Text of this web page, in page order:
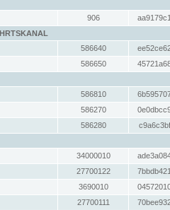
906
586640
586650
586810
586270
586280
34000010
27700122
3690010
27700111